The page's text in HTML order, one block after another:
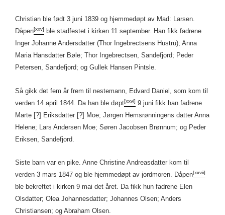
Christian ble født 3 juni 1839 og hjemmedøpt av Mad: Larsen.
Dåpen[xxv]
ble stadfestet i kirken 11 september. Han fikk fadrene
Inger Johanne Andersdatter (Thor Ingebrectsens Hustru); Anna
Maria Hansdatter Bøle; Thor Ingebrectsen, Sandefjord; Peder
Petersen, Sandefjord; og Gullek Hansen Pintsle.
Så gikk det fem år frem til nestemann, Edvard Daniel, som kom til
verden 14 april 1844. Da han ble døpt[xxvi] 9 juni fikk han fadrene
Marte [?] Eriksdatter [?] Moe; Jørgen Hemsrønningens datter Anna
Helene; Lars Andersen Moe; Søren Jacobsen Brønnum; og Peder
Eriksen, Sandefjord.
Siste barn var en pike. Anne Christine Andreasdatter kom til
verden 3 mars 1847 og ble hjemmedøpt av jordmoren. Dåpen[xxvii]
ble bekreftet i kirken 9 mai det året. Da fikk hun fadrene Elen
Olsdatter; Olea Johannesdatter; Johannes Olsen; Anders
Christiansen; og Abraham Olsen.